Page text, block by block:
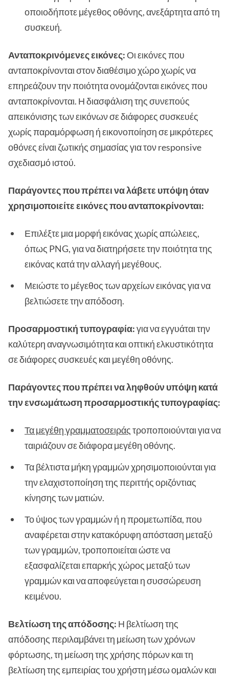
οποιοδήποτε μέγεθος οθόνης, ανεξάρτητα από τη
συσκευή.
Ανταποκρινόμενες εικόνες: Οι εικόνες που
ανταποκρίνονται στον διαθέσιμο χώρο χωρίς να
επηρεάζουν την ποιότητα ονομάζονται εικόνες που
ανταποκρίνονται. Η διασφάλιση της συνεπούς
απεικόνισης των εικόνων σε διάφορες συσκευές
χωρίς παραμόρφωση ή εικονοποίηση σε μικρότερες
οθόνες είναι ζωτικής σημασίας για τον responsive
σχεδιασμό ιστού.
Παράγοντες που πρέπει να λάβετε υπόψη όταν
χρησιμοποιείτε εικόνες που ανταποκρίνονται:
Επιλέξτε μια μορφή εικόνας χωρίς απώλειες,
όπως PNG, για να διατηρήσετε την ποιότητα της
εικόνας κατά την αλλαγή μεγέθους.
Μειώστε το μέγεθος των αρχείων εικόνας για να
βελτιώσετε την απόδοση.
Προσαρμοστική τυπογραφία:για να εγγυάται την
καλύτερη αναγνωσιμότητα και οπτική ελκυστικότητα
σε διάφορες συσκευές και μεγέθη οθόνης.
Παράγοντες που πρέπει να ληφθούν υπόψη κατά
την ενσωμάτωση προσαρμοστικής τυπογραφίας:
Τα μεγέθη γραμματοσειράςτροποποιούνται για να
ταιριάζουν σε διάφορα μεγέθη οθόνης.
Τα βέλτιστα μήκη γραμμών χρησιμοποιούνται για
την ελαχιστοποίηση της περιττής οριζόντιας
κίνησης των ματιών.
Το ύψος των γραμμών ή η προμετωπίδα, που
αναφέρεται στην κατακόρυφη απόσταση μεταξύ
των γραμμών, τροποποιείται ώστε να
εξασφαλίζεται επαρκής χώρος μεταξύ των
γραμμών και να αποφεύγεται η συσσώρευση
κειμένου.
Βελτίωση της απόδοσης: Η βελτίωση της
απόδοσης περιλαμβάνει τη μείωση των χρόνων
φόρτωσης, τη μείωση της χρήσης πόρων και τη
βελτίωση της εμπειρίας του χρήστη μέσω ομαλών και